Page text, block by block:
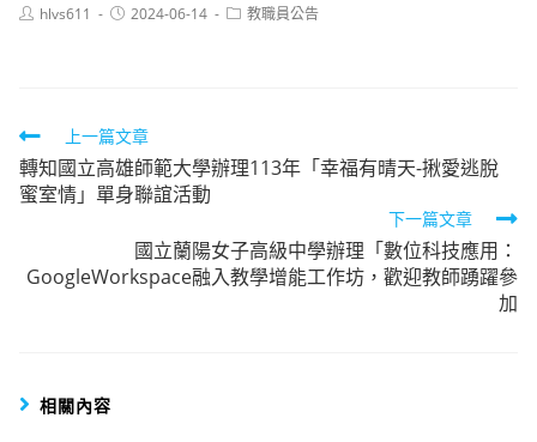
Posthlvs611
Post2024-06-14
Post教職員公告
Read
more
articles
上一篇文章
轉知國立高雄師範大學辦理113年「幸福有晴天-揪愛逃脫
蜜室情」單身聯誼活動
下一篇文章
國立蘭陽女子高級中學辦理「數位科技應用：
GoogleWorkspace融入教學增能工作坊，歡迎教師踴躍參
加
相關內容